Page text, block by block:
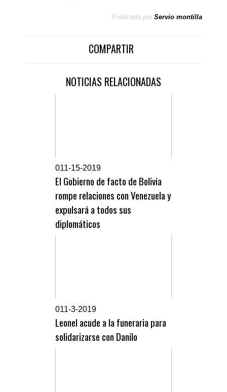
Publicado por Servio montilla
COMPARTIR
NOTICIAS RELACIONADAS
011-15-2019
El Gobierno de facto de Bolivia
rompe relaciones con Venezuela y
expulsará a todos sus
diplomáticos
011-3-2019
Leonel acude a la funeraria para
solidarizarse con Danilo